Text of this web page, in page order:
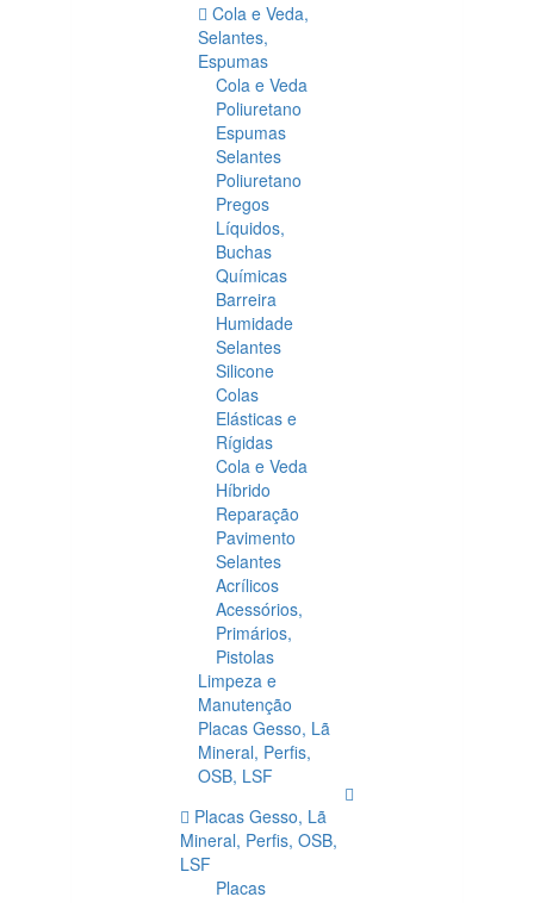
Cola e Veda,
Selantes,
Espumas
Cola e Veda
Poliuretano
Espumas
Selantes
Poliuretano
Pregos
Líquidos,
Buchas
Químicas
Barreira
Humidade
Selantes
Silicone
Colas
Elásticas e
Rígidas
Cola e Veda
Híbrido
Reparação
Pavimento
Selantes
Acrílicos
Acessórios,
Primários,
Pistolas
Limpeza e
Manutenção
Placas Gesso, Lã
Mineral, Perfis,
OSB, LSF
Placas Gesso, Lã
Mineral, Perfis, OSB,
LSF
Placas